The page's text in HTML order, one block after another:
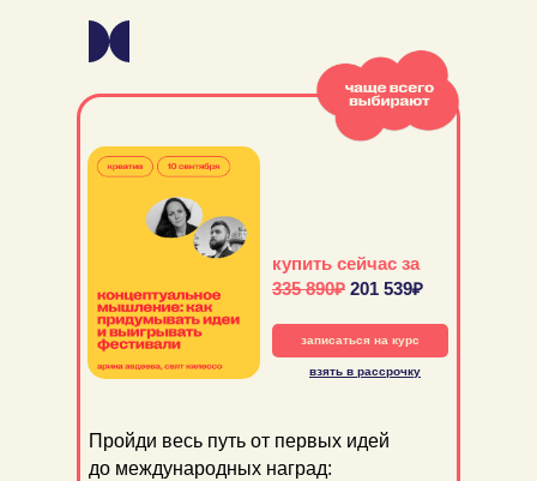
записаться на курс
купить сейчас за
335 890₽ 201 539₽
взять в рассрочку
Пройди весь путь от первых идей
до международных наград: